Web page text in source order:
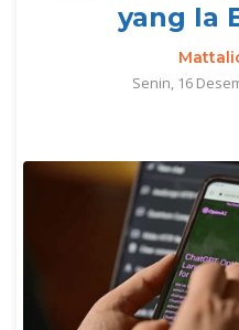
yang Ia
Senin, 16